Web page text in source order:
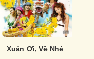
Xuân Ơi, Về Nhé